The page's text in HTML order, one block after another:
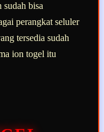
bisa
perangkat seluler
tersedia sudah
ion togel itu